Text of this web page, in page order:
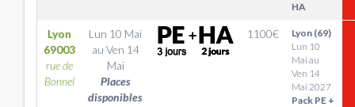
HA
Lyon
69003
rue de
Bonnel
Lun 10 Mai
au Ven 14
Mai
Places
disponibles
1100€
Lyon (69)
Lun 10
Mai au
Ven 14
Mai 2027
Pack PE +